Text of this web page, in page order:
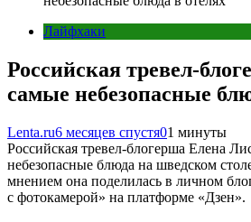
Лайфхаки
Российская тревел-
самые небезопасные
Lenta.ru6 месяцев спустя01 минуты
Российская тревел-блогерша Елена
небезопасные блюда на шведском
мнением она поделилась в личном
с фотокамерой» на платформе «Дзен».